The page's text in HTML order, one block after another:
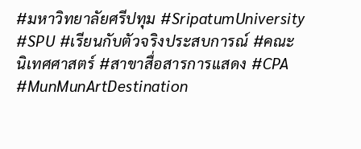
#มหาวิทยาลัยศรีปทุม #SripatumUniversity
#SPU #เรียนกับตัวจริงประสบการณ์ #คณะ
นิเทศศาสตร์ #สาขาสื่อสารการแสดง #CPA
#MunMunArtDestination